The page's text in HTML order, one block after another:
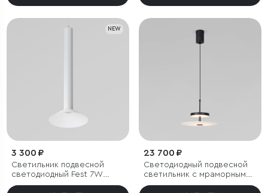
NEW
3 300 ₽
Светильник подвесной
светодиодный Fest 7W
4000 K белый
23 700 ₽
Светодиодный подвесной
светильник с мраморным
рассеивателем